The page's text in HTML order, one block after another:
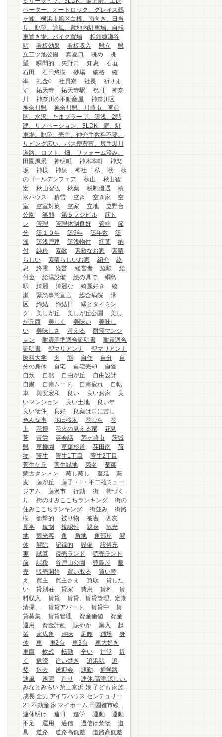
ベーター、オートロック、グレイス鶴
ヶ峰、横浜市旭区白根、南向き、日当
り、眺望、通風、敷地内駐車場、自転
車置き場、バイク置場
相鉄線瀬谷
駅
看板効果 看板収入 県立
県
立三ツ池公園
真夏日 眺め
眺
望
瞬間的 矢野口 知恵
石垣
石田
石田悠樹 砂場 破格
確
率
礼金0 社員寮 社長
祈りま
す
祐天寺 祐天寺駅 祝日
神奈
川
神奈川の不動産屋
神奈川区
神奈川県
神奈川県、川崎市、宮前
区、水沢、たまプラーザ、築浅、2階
建、リノベーション、3LDK、庭、駐
車場、眺望、売主、仲介手数料不要、
リビング広い、バス便豊富、尻手黒川
道路、ロフト、畑、リフォーム済み、
田園風景
神明町 神木本町
神楽
坂
神様 神泉 神社 私 秋
秋
のゴールデンフェア
秋山
秋山智
宏
秋山智弘 秋葉 税制優遇
積
水ハウス
積雪 空き 空き家
空
室
空室対策 空家 立地
立野台
公園
笑顔 第５フジビル
筋ト
レ
管理 管理体制良好 管轄
節
分
築１０年 築9年 築年数
築
浅
築浅戸建 築浅物件 紅葉
納
付
純粋 素敵 素敵なお家
素晴
らしい
素晴らしいお家 紹介
終
息
終電 経営 経営者 経験
給
付金
給湯設備 絵の具で
綱島
駅
綺麗 綺麗な 綺麗好き
綾
瀬
緊急事態宣言 総合病院
緑
区
締結 締結日
縁とタイミン
グ
美しが丘 美しが丘公園
美し
が丘西
美しく 美味い
美味し
い
美味しさ 考える
耐震マンシ
ョン
耐震基準適合証明書
耐震適合
証明書
聖マリアンナ
聖マリアンナ
医科大学
肉 能 自作 自分
自
分の身体
自宅 自宅売却
自慢
自炊
自然 自由が丘
自由設計
自粛
自粛ムード 自粛疲れ
自転
車
與安宏和 良い 良いお家
良
いマンション
良い土地
良い年
良い物件
良好
良薬は口に苦し
色んな事
花は桜木 花むら
花
上
花博 花火の見える家
花見
苔
苦労 英会話 茅ヶ崎市
茨城
県
草柳園 草薙杉道 荏田南
荷
物
菅生 菅生1丁目
菅生2丁目
菅生ケ丘
菅生緑地 菊名
菊菜
蒙古タンメン
蒸し蒸し 蔓延
蕎
麦
藤が丘
藤子・F・不二雄ミュー
ジアム
藤沢市 行動 街
街づく
り
街のすみここちランキング
街の
住みここちランキング
街並み
街路
樹
衝撃的 被り物 被害
西友
見学
規制 視認性 親身
観光
地
観光客 角 角地 角部屋
解
体
解除 記録的 設備
設備充
実
試算 読売ランド
読売ランド
前
課税 谷戸山公園 豊島屋
販
売
販売開始 買い取る
買い替
え
買主 買主さま 買取
貸した
い
貸別荘 貸家 費用 賃料
賃
料収入
賃貸
賃貸、賃貸管理、定期
清掃、
賃貸アパート 賃貸中
賃
貸募集
賃貸管理 資産価値
資産
運用
資金計画 賑やか 購入
起
業
超広角 趣味 足腰 踊場
身
体
車 車2台 車3台
車大好き
車庫
軟式 転勤 辛い 辻堂
近
く
返済 追い焚き 追浜駅
追
焚
退去 送迎会 通勤
通学路
通風
速完 造り
連休.高津.涼しい.
みなとみらい.第三京浜.娘.子ども.家族.
成長.全力.アイワハウス.センチュリー
21.不動産.家.マイホーム.田園都市線.
連休明け
連日 進学 運動
運動
不足
運用 過信 過信は禁物
道
具
道路 道路高低差
道路高低差